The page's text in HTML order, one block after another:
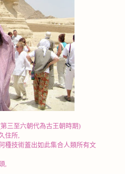
第三至六朝代為古王朝時期)
住所,
種技術蓋出如此集合人類所有文
,